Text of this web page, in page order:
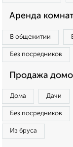
Аренда
В общежитии
Без посредников
Продажа
Дома Дачи
Без посредников
Из бруса